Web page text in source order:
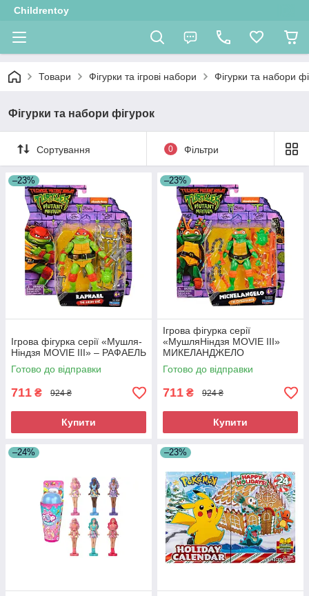
Childrentoy
Товари Фігурки та ігрові набори Фігурки та набори
Фігурки та набори фігурок
Сортування 0 Фільтри
–23%
Ігрова фігурка серії «Мушля-
Ніндзя MOVIE III» – РАФАЕЛЬ
Готово до відправки
711 ₴ 924 ₴
Купити
–23%
Ігрова фігурка серії
«МушляНіндзя MOVIE III»
МИКЕЛАНДЖЕЛО
Готово до відправки
711 ₴ 924 ₴
Купити
–24% –23%